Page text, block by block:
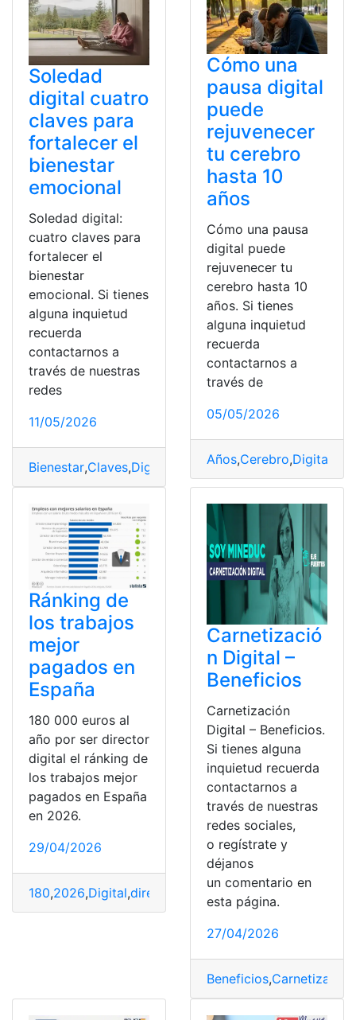
Soledad
digital cuatro
claves para
fortalecer el
bienestar
emocional
Soledad digital:
cuatro claves para
fortalecer el
bienestar
emocional. Si tienes
alguna inquietud
recuerda
contactarnos a
través de nuestras
redes
11/05/2026
Bienestar,Claves,Digital emocional,Fortalecer,soledad
Cómo una
pausa digital
puede
rejuvenecer
tu cerebro
hasta 10
años
Cómo una pausa
digital puede
rejuvenecer tu
cerebro hasta 10
años. Si tienes
alguna inquietud
recuerda
contactarnos a
través de
05/05/2026
Años,Cerebro,Digital
Ránking de
los trabajos
mejor
pagados en
España
180 000 euros al
año por ser director
digital el ránking de
los trabajos mejor
pagados en España
en 2026.
29/04/2026
180,2026,Digital,director España ,Euros,Pagados
Carnetizació
n Digital –
Beneficios
Carnetización
Digital – Beneficios.
Si tienes alguna
inquietud recuerda
contactarnos a
través de nuestras
redes sociales,
o regístrate y
déjanos
un comentario en
esta página.
27/04/2026
Beneficios,Carnetización